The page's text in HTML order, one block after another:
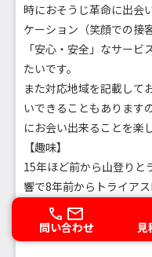
時におそうじ革命に出会
ケーション（笑顔での接
「安心・安全」なサー
たいです。
また対応地域を記載して
いできることもあります
にお会い出来ることを楽
【趣味】
15年ほど前から山登りと
響で8年前からトライア
ニングの練習を早朝や休
仕事で伺った際にお話し
問い合わせ 見